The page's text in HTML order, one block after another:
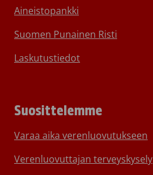
Aineistopankki
Suomen Punainen Risti
Laskutustiedot
Suosittelemme
Varaa aika verenluovutukseen
Verenluovuttajan terveyskysely